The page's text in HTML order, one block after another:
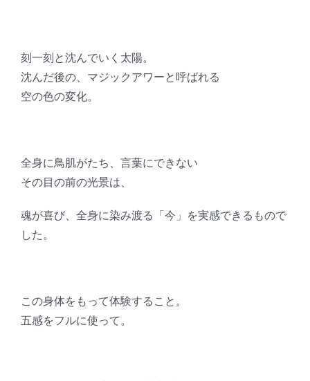
刻一刻と沈んでいく太陽。
沈んだ後の、マジックアワーと呼ばれる
空の色の変化。
全身に鳥肌がたち、言葉にできない
その目の前の光景は、
魂が喜び、全身に染み渡る「今」を実感できるもので
した。
この身体をもって体験すること。
五感をフルに使って。